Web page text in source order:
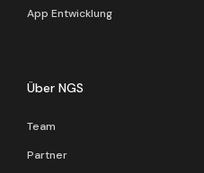
App Entwicklung
Über NGS
Team
Partner